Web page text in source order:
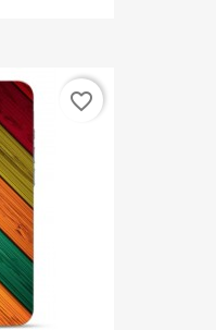
favorite_border